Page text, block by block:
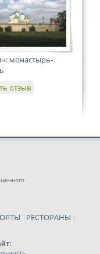
монастырь-
отзыв
| РЕСТОРАНЫ |